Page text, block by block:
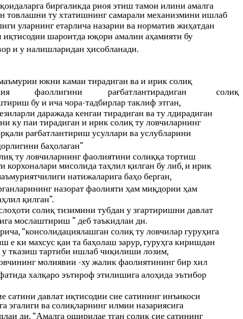
биргаликда риоя этиш тамои илини амалга
товлашни ту хтатишнинг самарали механизмини ишлаб
уларнинг етарлича назарии ва норматив жиҳатдан
иқтисодии шароитда юқори амалии аҳамияти бу
и у налишларидан ҳисобланади.
юкни камаи тирадиган ва и ирик солиқ
фаоллигини рағбатлантирадиган
солиқ
бу и ича чора-тадбирлар таклиф этган,
даражада кенгаи тирадиган ва ту лдирадиган
ку паи тирадиган и ирик солиқ ту ловчиларнинг
рағбатлантириш усуллари ва услубларини
баҳолаган”
ту ловчиларнинг фаолиятини солиққа тортиш
корхоналари мисолида таҳлил қилган бу либ, и ирик
натижаларига баҳо берган,
назорат фаолияти ҳам миқдории ҳам
қилган”.
солиқ тизимини тубдан у згартиришни давлат
мослаштириш ” деб таъкидлаи ди.
“консолидациялашган солиқ ту ловчилар гуруҳига
е ки махсус қаи та баҳолаш зарур, гуруҳга киришдан
у тказиш тартиби ишлаб чиқилиши лозим,
молиявии -ху жалик фаолиятининг бир хил
халқаро эътироф этилишига алоҳида эътибор
сатини давлат иқтисодии сие сатининг инъикоси
эгалиги ва солиқларнинг илмии назариясига
ди. “Амалга оширилае тган солиқ сие сатининг